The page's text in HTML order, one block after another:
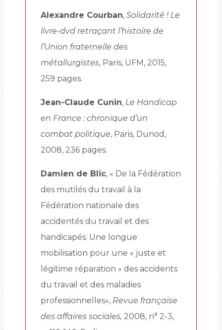
Alexandre Courban,Solidarité ! Le
livre-dvd retraçant l’histoire de
l’Union fraternelle des
métallurgistes, Paris, UFM, 2015,
259 pages.
Jean-Claude Cunin, Le Handicap
en France : chronique d’un
combat politique, Paris, Dunod,
2008, 236 pages.
Damien de Blic, « De la Fédération
des mutilés du travail à la
Fédération nationale des
accidentés du travail et des
handicapés. Une longue
mobilisation pour une « juste et
légitime réparation » des accidents
du travail et des maladies
professionnelles», Revue française
des affaires sociales, 2008, n° 2-3,